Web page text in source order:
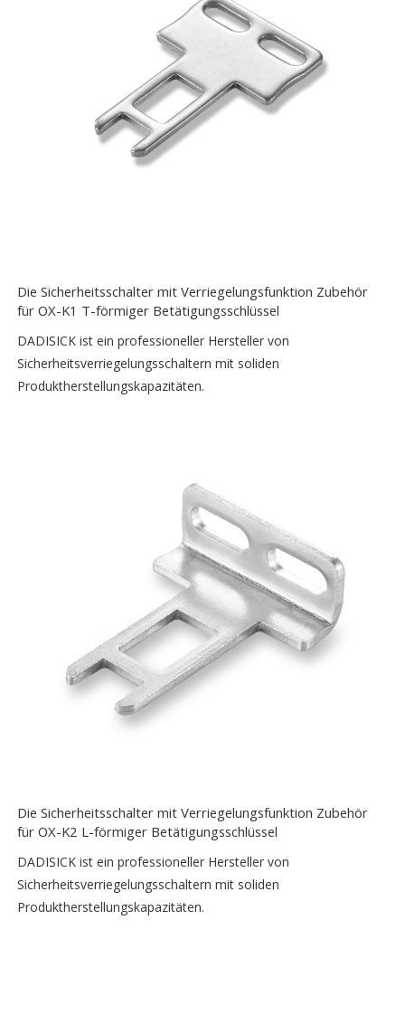
Die Sicherheitsschalter mit Verriegelungsfunktion Zubehör
für OX-K1 T-förmiger Betätigungsschlüssel
DADISICK ist ein professioneller Hersteller von
Sicherheitsverriegelungsschaltern mit soliden
Produktherstellungskapazitäten.
Die Sicherheitsschalter mit Verriegelungsfunktion Zubehör
für OX-K2 L-förmiger Betätigungsschlüssel
DADISICK ist ein professioneller Hersteller von
Sicherheitsverriegelungsschaltern mit soliden
Produktherstellungskapazitäten.